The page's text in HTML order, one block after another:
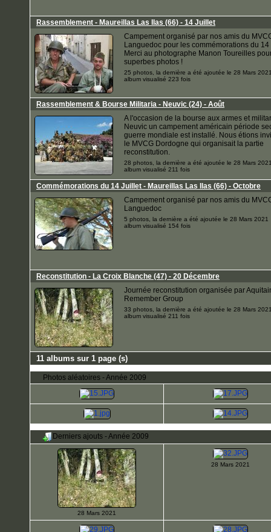
Rassemblement - Maureillas Las Ilas (66) - 14 Juillet
Campement organisé par nos amis du
Languedoc pour les commémorations du
Merci au photographe Manon Toureilles
superbes photos !
25 photos, la dernière a été ajoutée le 28 Mars
album visualisé 223 fois
Rassemblement & Bourse Militaria - Neuvic (24) - Août
A l'occasion de la bourse aux armes et
Neuvic un campement américain période
guerre mondiale est installé. Nous étions
le MVCG Dordogne qui organisait la partie
reconstitution.
28 photos, la dernière a été ajoutée le 28 Mars
album visualisé 211 fois
Commémorations du 14 Juillet - Maureillas Las Ilas (66) - Octobre
Campement organisé par nos amis du
Languedoc
5 photos, la dernière a été ajoutée le 28 Mars 2021
album visualisé 154 fois
Reconstitution - La Croix Blanche (47) - 20 Décembre
Journée reconstitution organisée par
Remember Group
33 photos, la dernière a été ajoutée le 28 Mars
album visualisé 211 fois
11 albums sur 1 page (s)
Photos aléatoires - Année 2009
Derniers ajouts - Année 2009
28 Mars 2021
28 Mars 2021